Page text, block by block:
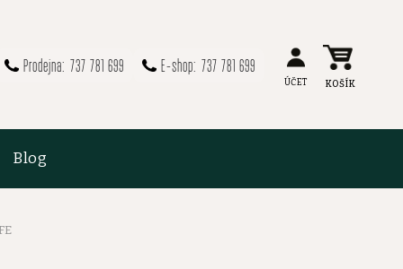
737 781 699
737 781 699
Blog